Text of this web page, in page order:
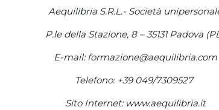
Aequilibria S.R.L.- Società
P.le della Stazione, 8 – 35131 Padova
E-mail:formazione@aequilibria.com
Telefono: +39 049/7309527
Sito Internet: www.aequilibria.it